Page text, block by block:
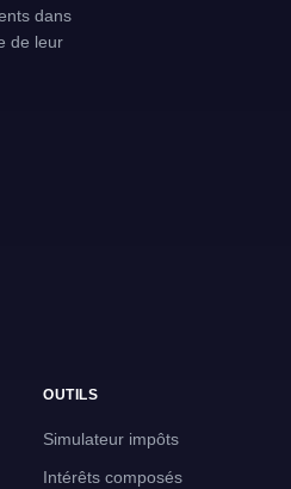
dans
de leur
OUTILS
Simulateur impôts
Intérêts composés